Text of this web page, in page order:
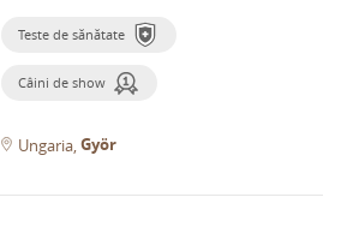
Teste de sănătate
Câini de show
Ungaria Györ